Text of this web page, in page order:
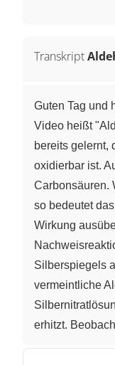
Transkript
Guten Tag und
Video heißt
bereits gelernt,
oxidierbar ist.
Carbonsäuren.
so bedeutet
Wirkung
Silberspiegels
vermeintliche
erhitzt.